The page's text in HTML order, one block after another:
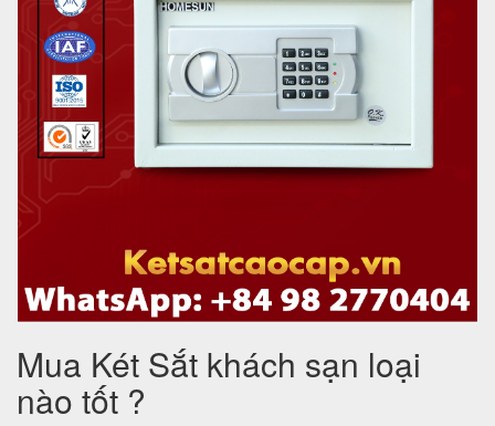
Mua Két Sắt khách sạn loại
nào tốt ?